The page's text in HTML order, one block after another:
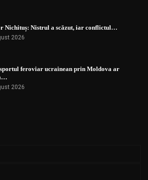
Nichituș: Nistrul a scăzut, iar conflictul…
2026
feroviar ucrainean prin Moldova ar
2026